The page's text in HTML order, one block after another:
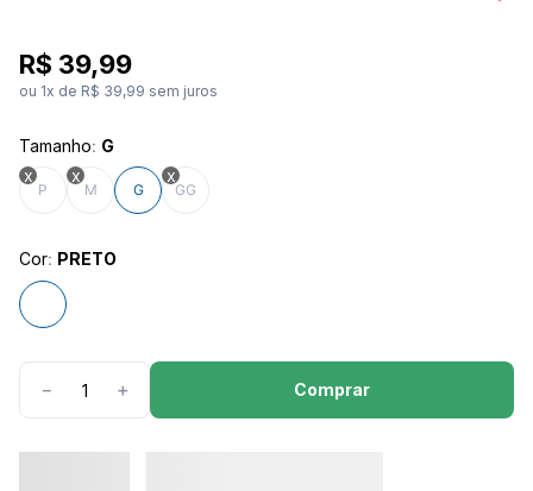
R$ 39,99
ou 1x de R$ 39,99 sem juros
Cor: PRETO
Tamanho: G
G GG
M
P
＋
－ Comprar